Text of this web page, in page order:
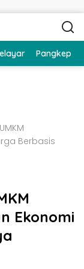
Pangkep
Berbasis
Ekonomi